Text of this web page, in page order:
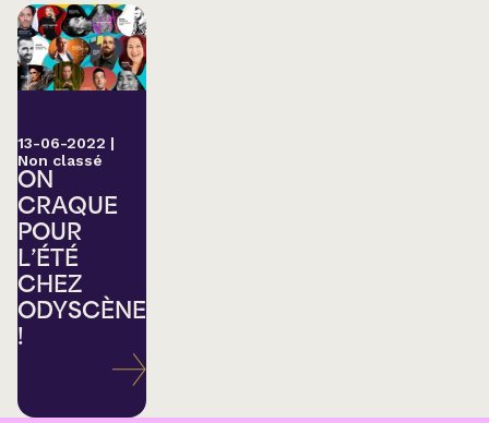
13-06-2022 |
Non classé
ON
CRAQUE
POUR
L’ÉTÉ
CHEZ
ODYSCÈNE
!